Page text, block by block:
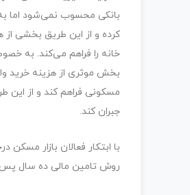
بانکی محسوب نمی‌شود اما
کرده و از این طریق بخشی از
خانه را فراهم می‌کند. به
بخش موثری از هزینه خرید
مسکونی فراهم کند و از این
جبران کند.
با ابتکار فعالان بازار
روش تامین مالی ده سال پس